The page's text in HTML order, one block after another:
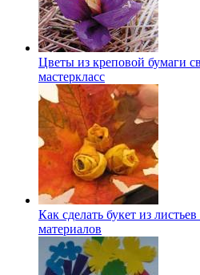
Цветы из креповой бумаги
мастеркласс
Как сделать букет из
материалов